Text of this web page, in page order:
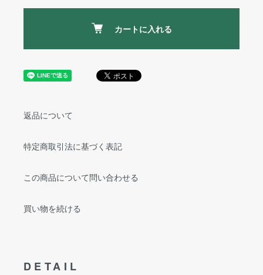
カートに入れる
返品について
特定商取引法に基づく表記
この商品について問い合わせる
買い物を続ける
DETAIL